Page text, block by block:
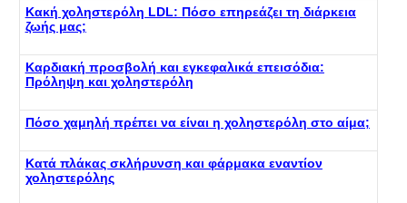
Κακή χοληστερόλη LDL: Πόσο επηρεάζει τη διάρκεια
ζωής μας;
Καρδιακή προσβολή και εγκεφαλικά επεισόδια:
Πρόληψη και χοληστερόλη
Πόσο χαμηλή πρέπει να είναι η χοληστερόλη στο αίμα;
Κατά πλάκας σκλήρυνση και φάρμακα εναντίον
χοληστερόλης